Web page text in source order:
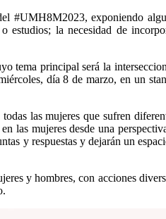
#UMH8M2023, exponiendo
estudios; la necesidad de
principal será la
día 8 de marzo, en un
las mujeres que sufren
las mujeres desde una
y respuestas y dejarán un
y hombres, con acciones